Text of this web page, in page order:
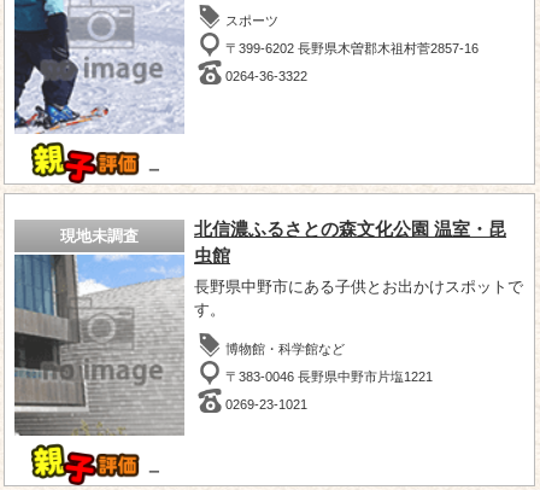
－
スポーツ
〒399-6202 長野県木曽郡木祖村菅2857-16
0264-36-3322
現地未調査
－
北信濃ふるさとの森文化公園 温室・昆
虫館
長野県中野市にある子供とお出かけスポットで
す。
博物館・科学館など
〒383-0046 長野県中野市片塩1221
0269-23-1021